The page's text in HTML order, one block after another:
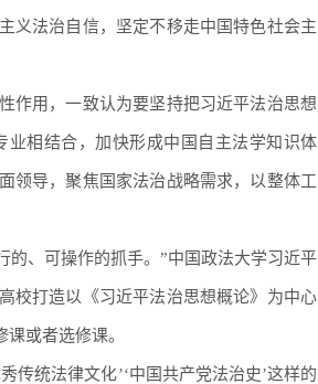
义法治自信，坚定不移走中国特色社会主
作用，一致认为要坚持把习近平法治思想
相结合，加快形成中国自主法学知识体
领导，聚焦国家法治战略需求，以整体工
的、可操作的抓手。”中国政法大学习近平
校打造以《习近平法治思想概论》为中心
或者选修课。
传统法律文化’‘中国共产党法治史’这样的